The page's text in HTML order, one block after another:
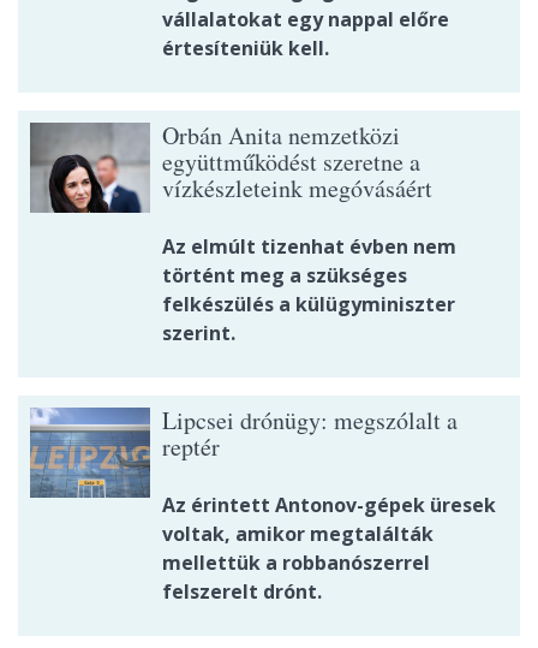
vállalatokat egy nappal előre
értesíteniük kell.
Orbán Anita nemzetközi
együttműködést szeretne a
vízkészleteink megóvásáért
Az elmúlt tizenhat évben nem
történt meg a szükséges
felkészülés a külügyminiszter
szerint.
Lipcsei drónügy: megszólalt a
reptér
Az érintett Antonov-gépek üresek
voltak, amikor megtalálták
mellettük a robbanószerrel
felszerelt drónt.